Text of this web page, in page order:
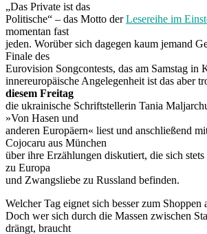
„Das Private ist das
Politische“ – das Motto derLesereihe im
momentan fast
jeden. Worüber sich dagegen kaum jemand
Finale des
Eurovision Songcontests, das am Samstag in
innereuropäische Angelegenheit ist das aber
diesem Freitag
die ukrainische Schriftstellerin Tania
»Von Hasen und
anderen Europäern« liest und anschließend
Cojocaru aus München
über ihre Erzählungen diskutiert, die sich
zu Europa
und Zwangsliebe zu Russland befinden.
Welcher Tag eignet sich besser zum Shoppen
Doch wer sich durch die Massen zwischen
drängt, braucht